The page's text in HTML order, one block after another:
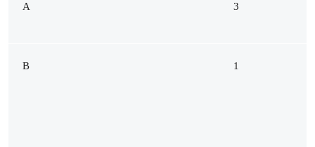
A 3
B 1